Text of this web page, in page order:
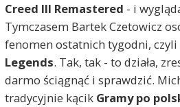
Creed III Remastered - i
Tymczasem Bartek Czetowicz
fenomen ostatnich tygodni,
Legends. Tak, tak - to działa,
darmo ściągnąć i sprawdzić.
tradycyjnie kącik Gramy po